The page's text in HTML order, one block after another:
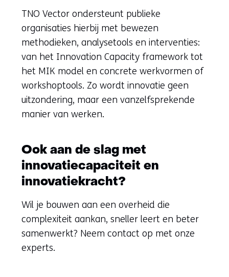
TNO Vector ondersteunt publieke
organisaties hierbij met bewezen
methodieken, analysetools en interventies:
van het Innovation Capacity framework tot
het MIK model en concrete werkvormen of
workshoptools. Zo wordt innovatie geen
uitzondering, maar een vanzelfsprekende
manier van werken.
Ook aan de slag met
innovatiecapaciteit en
innovatiekracht?
Wil je bouwen aan een overheid die
complexiteit aankan, sneller leert en beter
samenwerkt? Neem contact op met onze
experts.